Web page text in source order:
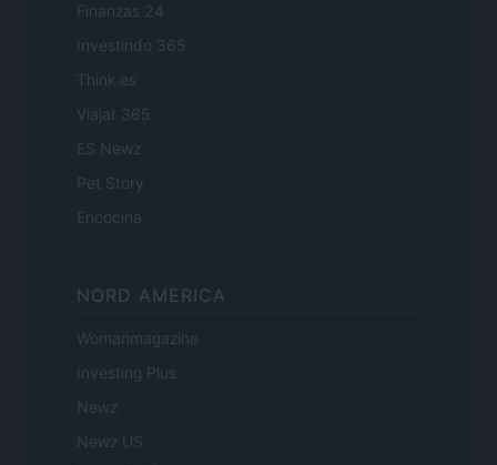
Finanzas 24
Investindo 365
Think.es
Viajar 365
ES Newz
Pet Story
Encocina
NORD AMERICA
Womanmagazine
Investing Plus
Newz
Newz US